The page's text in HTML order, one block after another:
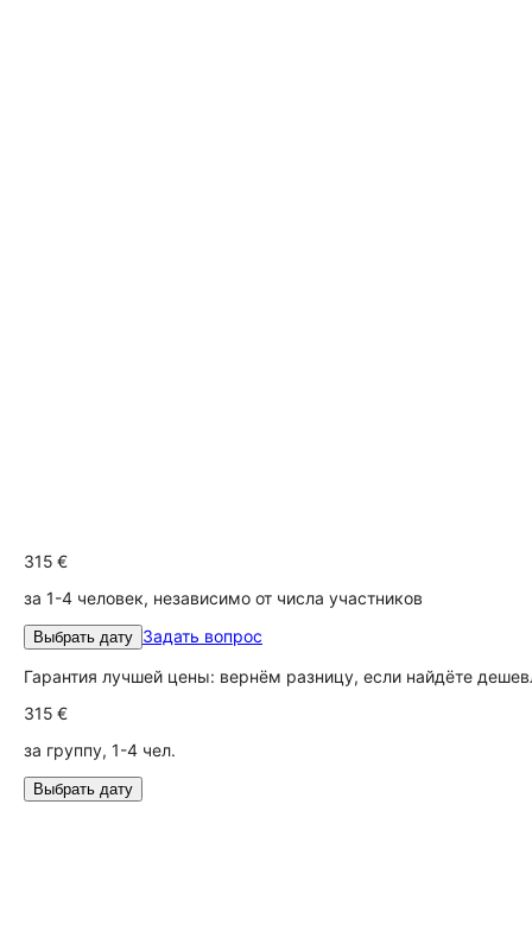
315 €
за 1-4 человек, независимо от числа участников
Выбрать дату Задать вопрос
Гарантия лучшей цены: вернём разницу, если найдёте
315 €
за группу, 1-4 чел.
Выбрать дату